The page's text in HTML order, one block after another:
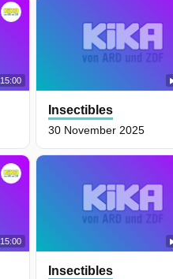
15:00
Insectibles
30 November 2025
15:00
Insectibles